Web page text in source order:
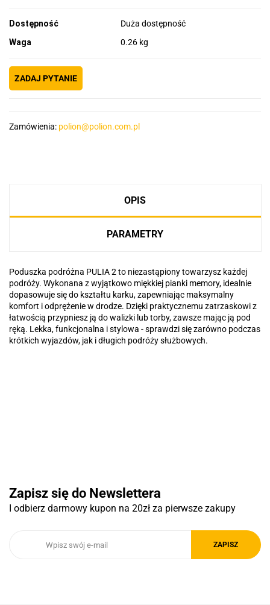
Dostępność
Duża dostępność
Waga
0.26 kg
ZADAJ PYTANIE
Zamówienia: polion@polion.com.pl
OPIS
PARAMETRY
Poduszka podróżna PULIA 2 to niezastąpiony towarzysz każdej
podróży. Wykonana z wyjątkowo miękkiej pianki memory, idealnie
dopasowuje się do kształtu karku, zapewniając maksymalny
komfort i odprężenie w drodze. Dzięki praktycznemu zatrzaskowi z
łatwością przypniesz ją do walizki lub torby, zawsze mając ją pod
ręką. Lekka, funkcjonalna i stylowa - sprawdzi się zarówno podczas
krótkich wyjazdów, jak i długich podróży służbowych.
Royal Design
Zapisz się do Newslettera
I odbierz darmowy kupon na 20zł za pierwsze zakupy